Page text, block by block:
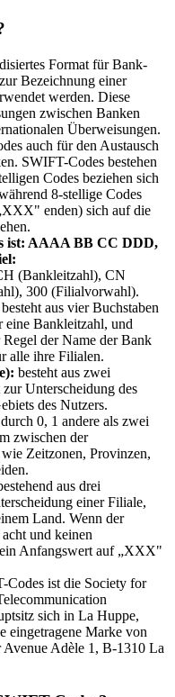
Format für Bank-
Bezeichnung einer
werden. Diese
zwischen Banken
Überweisungen.
auch für den Austausch
SWIFT-Codes bestehen
Codes beziehen sich
8-stellige Codes
enden) sich auf die
ist: AAAA BB CC DDD,
(Bankleitzahl), CN
300 (Filialvorwahl).
besteht aus vier Buchstaben
eine Bankleitzahl, und
der Name der Bank
alle ihre Filialen.
besteht aus zwei
Unterscheidung des
des Nutzers.
durch 0, 1 andere als zwei
zwischen der
Zeitzonen, Provinzen,
aus drei
einer Filiale,
Land. Wenn der
und keinen
Anfangswert auf „XXX"
Codes ist die Society for
sich in La Huppe,
eingetragene Marke von
Adèle 1, B-1310 La